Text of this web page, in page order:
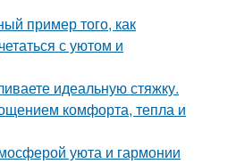
пример того, как
с уютом и
идеальную стяжку.
комфорта, тепла и
уюта и гармонии